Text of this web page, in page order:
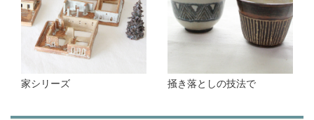
家シリーズ 掻き落としの技法で